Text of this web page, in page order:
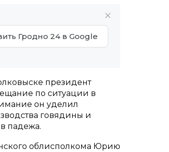
Гродно 24 в Google
президент
по ситуации в
он уделил
говядины и
падежа.
облисполкома Юрию